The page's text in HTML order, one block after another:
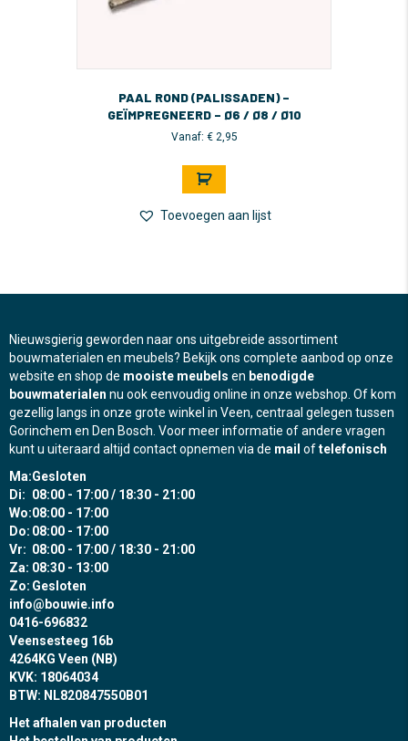
PAAL ROND (PALISSADEN) –
GEÏMPREGNEERD – Ø6 / Ø8 / Ø10
Vanaf: €2,95
heeft
meerdere
op
de
productpagina
Toevoegen aan lijst
Nieuwsgierig geworden naar ons uitgebreide assortiment
bouwmaterialen en meubels? Bekijk ons complete aanbod op onze
website en shop de mooiste meubels en benodigde
bouwmaterialen nu ook eenvoudig online in onze webshop. Of kom
gezellig langs in onze grote winkel in Veen, centraal gelegen tussen
Gorinchem en Den Bosch. Voor meer informatie of andere vragen
kunt u uiteraard altijd contact opnemen via de mail oftelefonisch
Ma:Gesloten
Di: 08:00 - 17:00 / 18:30 - 21:00
Wo:08:00 - 17:00
Do: 08:00 - 17:00
Vr: 08:00 - 17:00 / 18:30 - 21:00
Za: 08:30 - 13:00
Zo: Gesloten
info@bouwie.info
0416-696832
Veensesteeg 16b
4264KG Veen (NB)
KVK: 18064034
BTW: NL820847550B01
Het afhalen van producten